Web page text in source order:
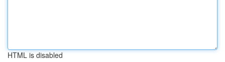
HTML is disabled